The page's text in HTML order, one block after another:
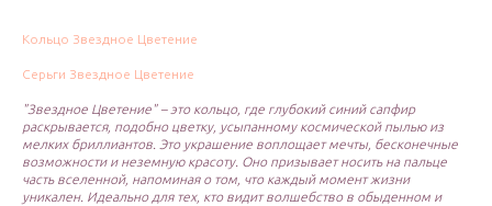
Кольцо Звездное Цветение
Серьги Звездное Цветение
"Звездное Цветение" – это кольцо, где глубокий синий сапфир
раскрывается, подобно цветку, усыпанному космической пылью из
мелких бриллиантов. Это украшение воплощает мечты, бесконечные
возможности и неземную красоту. Оно призывает носить на пальце
часть вселенной, напоминая о том, что каждый момент жизни
уникален. Идеально для тех, кто видит волшебство в обыденном и